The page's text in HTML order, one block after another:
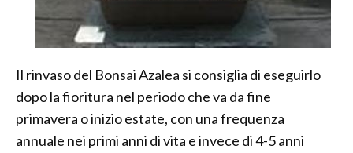
Il rinvaso del Bonsai Azalea si consiglia di eseguirlo
dopo la fioritura nel periodo che va da fine
primavera o inizio estate, con una frequenza
annuale nei primi anni di vita e invece di 4-5 anni